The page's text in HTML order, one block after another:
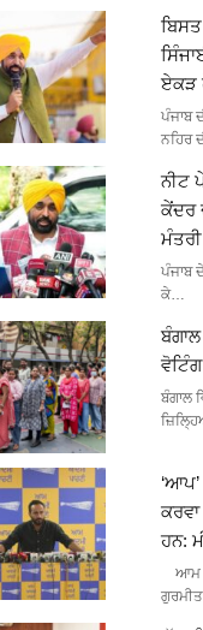
ਪੰਜਾਬ
ਨਹਿਰ
ਨੀਟ
ਕੇਂਦਰ
ਪੰਜਾਬ
ਕੇ…
ਵੋਟਿੰਗ
ਬੰਗਾਲ
ਹਨ:
ਆਮ